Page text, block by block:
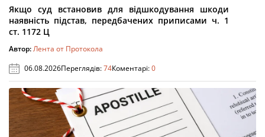
Якщо суд встановив для відшкодування шкоди
наявність підстав, передбачених приписами ч. 1
ст. 1172 Ц
Автор:Лента от Протокола
06.08.2026Переглядів:74Коментарі:0